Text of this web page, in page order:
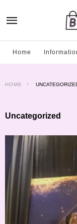
Home
HOME
Uncategorized